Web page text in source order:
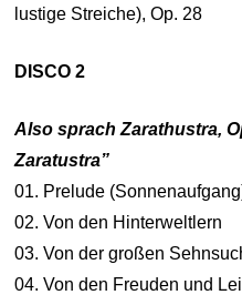
lustige Streiche), Op. 28
DISCO 2
Also sprach Zarathustra,
Zaratustra”
01. Prelude
02. Von den Hinterweltlern
03. Von der großen
04. Von den Freuden und